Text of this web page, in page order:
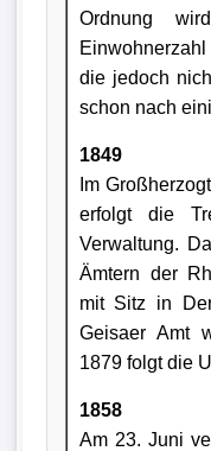
Ordnung
die jedoch
schon nach
1849
Im
erfolgt die
Verwaltung.
Ämtern der
mit Sitz in
Geisaer Amt
1879 folgt die
1858
Am 23. Juni